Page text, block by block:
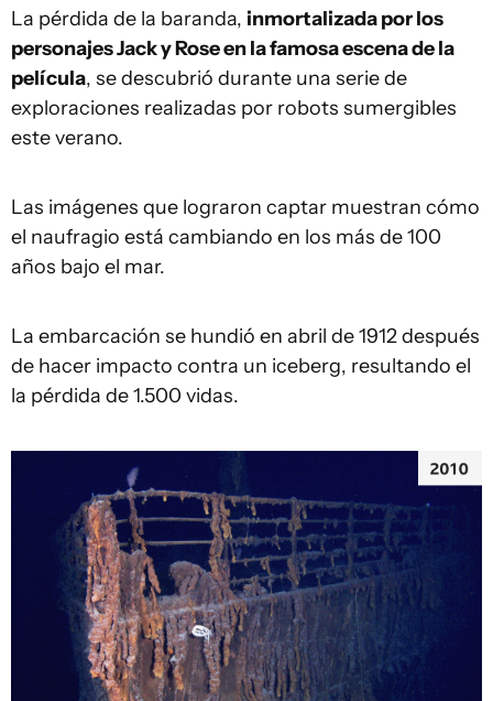
La pérdida de la baranda, inmortalizada por los
personajes Jack y Rose en la famosa escena de la
película, se descubrió durante una serie de
exploraciones realizadas por robots sumergibles
este verano.
Las imágenes que lograron captar muestran cómo
el naufragio está cambiando en los más de 100
años bajo el mar.
La embarcación se hundió en abril de 1912 después
de hacer impacto contra un iceberg, resultando el
la pérdida de 1.500 vidas.